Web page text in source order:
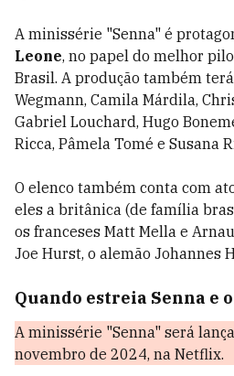
A minissérie "Senna" é
Leone, no papel do melhor
Brasil. A produção também
Wegmann, Camila Márdila,
Gabriel Louchard, Hugo
Ricca, Pâmela Tomé e Susana
O elenco também conta com
eles a britânica (de família
os franceses Matt Mella e
Joe Hurst, o alemão Johannes
Quando estreia Senna e
A minissérie "Senna" será
novembro de 2024, na Netflix.